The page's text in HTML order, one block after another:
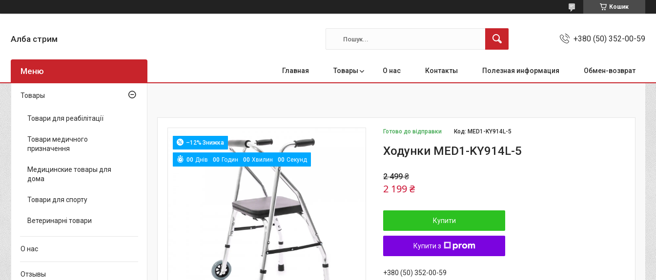
Кошик
Алба стрим +380 (50) 352-00-59
Главная Товары О нас Контакты Полезная информация Обмен-возврат
–12%
00 Днів 00 Годин 00 Хвилин 00 Секунд
Готово до відправки Код: MED1-KY914L-5
Ходунки MED1-KY914L-5
2 499 ₴
2 199 ₴
Купити
Купити з
+380 (50) 352-00-59
Товары
Товари для реабілітації
Товари медичного
призначення
Медицинские товары для
дома
Товари для спорту
Ветеринарні товари
О нас
Отзывы